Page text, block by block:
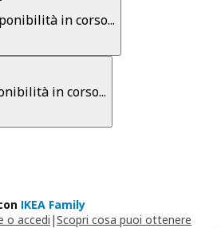
in corso...
in corso...
IKEA Family
o accedi |Scopri cosa puoi ottenere